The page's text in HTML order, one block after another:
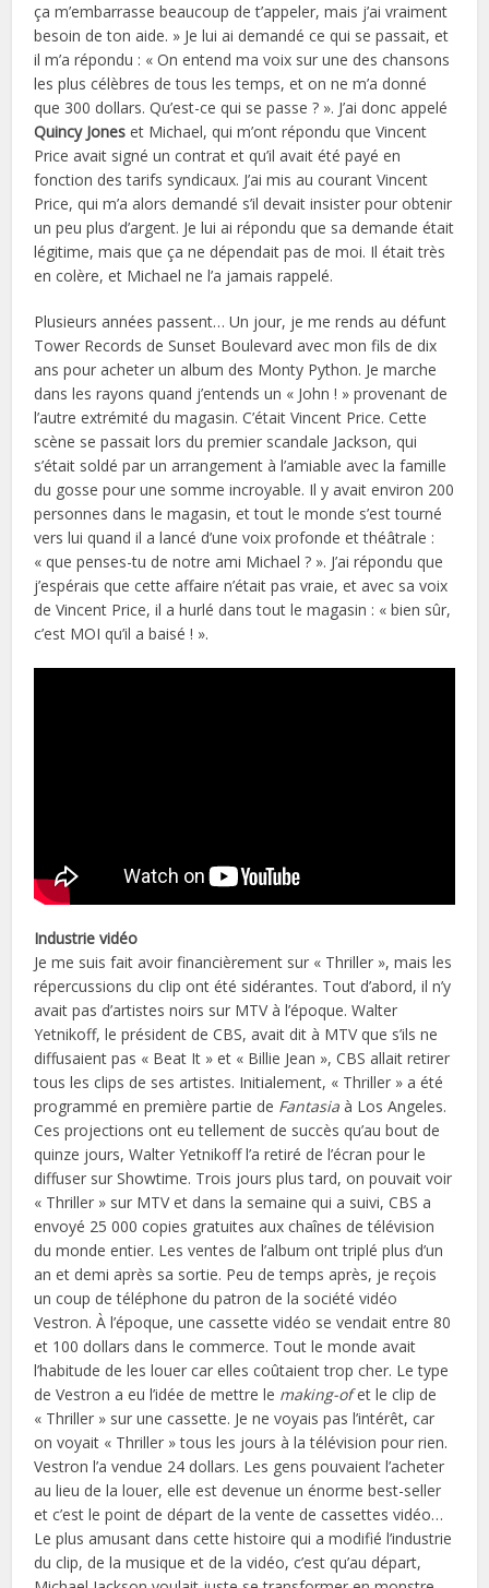
ça m’embarrasse beaucoup de t’appeler, mais j’ai vraiment
besoin de ton aide. » Je lui ai demandé ce qui se passait, et
il m’a répondu : « On entend ma voix sur une des chansons
les plus célèbres de tous les temps, et on ne m’a donné
que 300 dollars. Qu’est-ce qui se passe ? ». J’ai donc appelé
Quincy Jones et Michael, qui m’ont répondu que Vincent
Price avait signé un contrat et qu’il avait été payé en
fonction des tarifs syndicaux. J’ai mis au courant Vincent
Price, qui m’a alors demandé s’il devait insister pour obtenir
un peu plus d’argent. Je lui ai répondu que sa demande était
légitime, mais que ça ne dépendait pas de moi. Il était très
en colère, et Michael ne l’a jamais rappelé.
Plusieurs années passent… Un jour, je me rends au défunt
Tower Records de Sunset Boulevard avec mon fils de dix
ans pour acheter un album des Monty Python. Je marche
dans les rayons quand j’entends un « John ! » provenant de
l’autre extrémité du magasin. C’était Vincent Price. Cette
scène se passait lors du premier scandale Jackson, qui
s’était soldé par un arrangement à l’amiable avec la famille
du gosse pour une somme incroyable. Il y avait environ 200
personnes dans le magasin, et tout le monde s’est tourné
vers lui quand il a lancé d’une voix profonde et théâtrale :
« que penses-tu de notre ami Michael ? ». J’ai répondu que
j’espérais que cette affaire n’était pas vraie, et avec sa voix
de Vincent Price, il a hurlé dans tout le magasin : « bien sûr,
c’est MOI qu’il a baisé ! ».
Industrie vidéo
Je me suis fait avoir financièrement sur « Thriller », mais les
répercussions du clip ont été sidérantes. Tout d’abord, il n’y
avait pas d’artistes noirs sur MTV à l’époque. Walter
Yetnikoff, le président de CBS, avait dit à MTV que s’ils ne
diffusaient pas « Beat It » et « Billie Jean », CBS allait retirer
tous les clips de ses artistes. Initialement, « Thriller » a été
programmé en première partie de Fantasia à Los Angeles.
Ces projections ont eu tellement de succès qu’au bout de
quinze jours, Walter Yetnikoff l’a retiré de l’écran pour le
diffuser sur Showtime. Trois jours plus tard, on pouvait voir
« Thriller » sur MTV et dans la semaine qui a suivi, CBS a
envoyé 25 000 copies gratuites aux chaînes de télévision
du monde entier. Les ventes de l’album ont triplé plus d’un
an et demi après sa sortie. Peu de temps après, je reçois
un coup de téléphone du patron de la société vidéo
Vestron. À l’époque, une cassette vidéo se vendait entre 80
et 100 dollars dans le commerce. Tout le monde avait
l’habitude de les louer car elles coûtaient trop cher. Le type
de Vestron a eu l’idée de mettre le making-ofet le clip de
« Thriller » sur une cassette. Je ne voyais pas l’intérêt, car
on voyait « Thriller » tous les jours à la télévision pour rien.
Vestron l’a vendue 24 dollars. Les gens pouvaient l’acheter
au lieu de la louer, elle est devenue un énorme best-seller
et c’est le point de départ de la vente de cassettes vidéo…
Le plus amusant dans cette histoire qui a modifié l’industrie
du clip, de la musique et de la vidéo, c’est qu’au départ,